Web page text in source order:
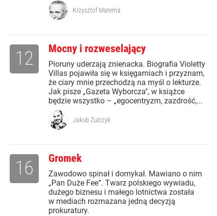
Krzysztof Materna
Mocny i rozweselający
Pioruny uderzają znienacka. Biografia Violetty
Villas pojawiła się w księgarniach i przyznam,
że ciary mnie przechodzą na myśl o lekturze.
Jak pisze „Gazeta Wyborcza", w książce
będzie wszystko – „egocentryzm, zazdrość,...
12
Jakub Żulczyk
Gromek
Zawodowo spinał i domykał. Mawiano o nim
„Pan Duże Fee”. Twarz polskiego wywiadu,
dużego biznesu i małego lotnictwa została
w mediach rozmazana jedną decyzją
prokuratury.
16